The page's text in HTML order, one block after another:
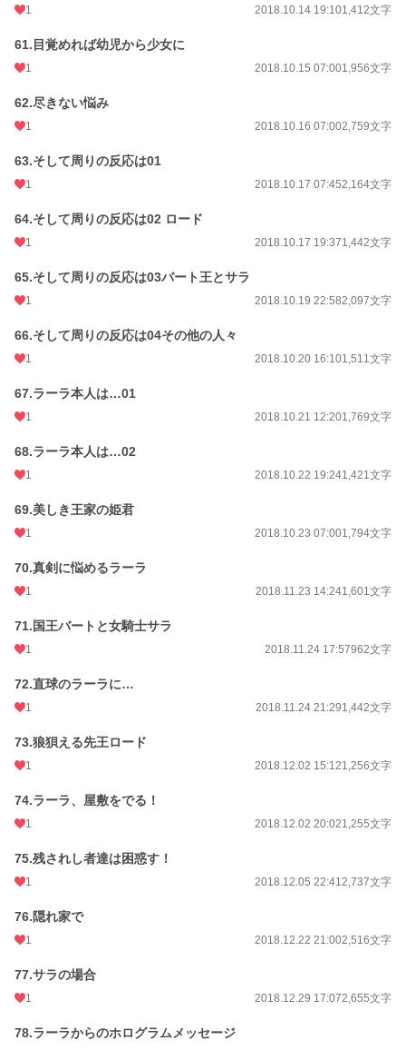
1 2018.10.14 19:101,412文字
61.目覚めれば幼児から少女に
1 2018.10.15 07:001,956文字
62.尽きない悩み
1 2018.10.16 07:002,759文字
63.そして周りの反応は01
1 2018.10.17 07:452,164文字
64.そして周りの反応は02 ロード
1 2018.10.17 19:371,442文字
65.そして周りの反応は03バート王とサラ
1 2018.10.19 22:582,097文字
66.そして周りの反応は04その他の人々
1 2018.10.20 16:101,511文字
67.ラーラ本人は…01
1 2018.10.21 12:201,769文字
68.ラーラ本人は…02
1 2018.10.22 19:241,421文字
69.美しき王家の姫君
1 2018.10.23 07:001,794文字
70.真剣に悩めるラーラ
1 2018.11.23 14:241,601文字
71.国王バートと女騎士サラ
1 2018.11.24 17:57962文字
72.直球のラーラに…
1 2018.11.24 21:291,442文字
73.狼狽える先王ロード
1 2018.12.02 15:121,256文字
74.ラーラ、屋敷をでる！
1 2018.12.02 20:021,255文字
75.残されし者達は困惑す！
1 2018.12.05 22:412,737文字
76.隠れ家で
1 2018.12.22 21:002,516文字
77.サラの場合
1 2018.12.29 17:072,655文字
78.ラーラからのホログラムメッセージ